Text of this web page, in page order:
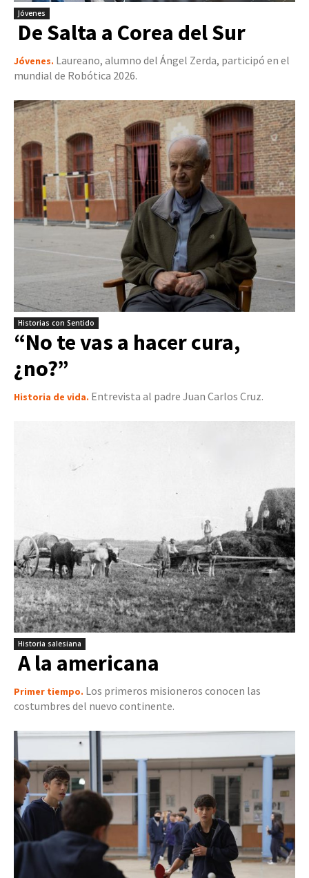
Jóvenes
De Salta a Corea del Sur
Jóvenes. Laureano, alumno del Ángel Zerda, participó en el
mundial de Robótica 2026.
Historias con Sentido
“No te vas a hacer cura,
¿no?”
Historia de vida. Entrevista al padre Juan Carlos Cruz.
Historia salesiana
A la americana
Primer tiempo. Los primeros misioneros conocen las
costumbres del nuevo continente.